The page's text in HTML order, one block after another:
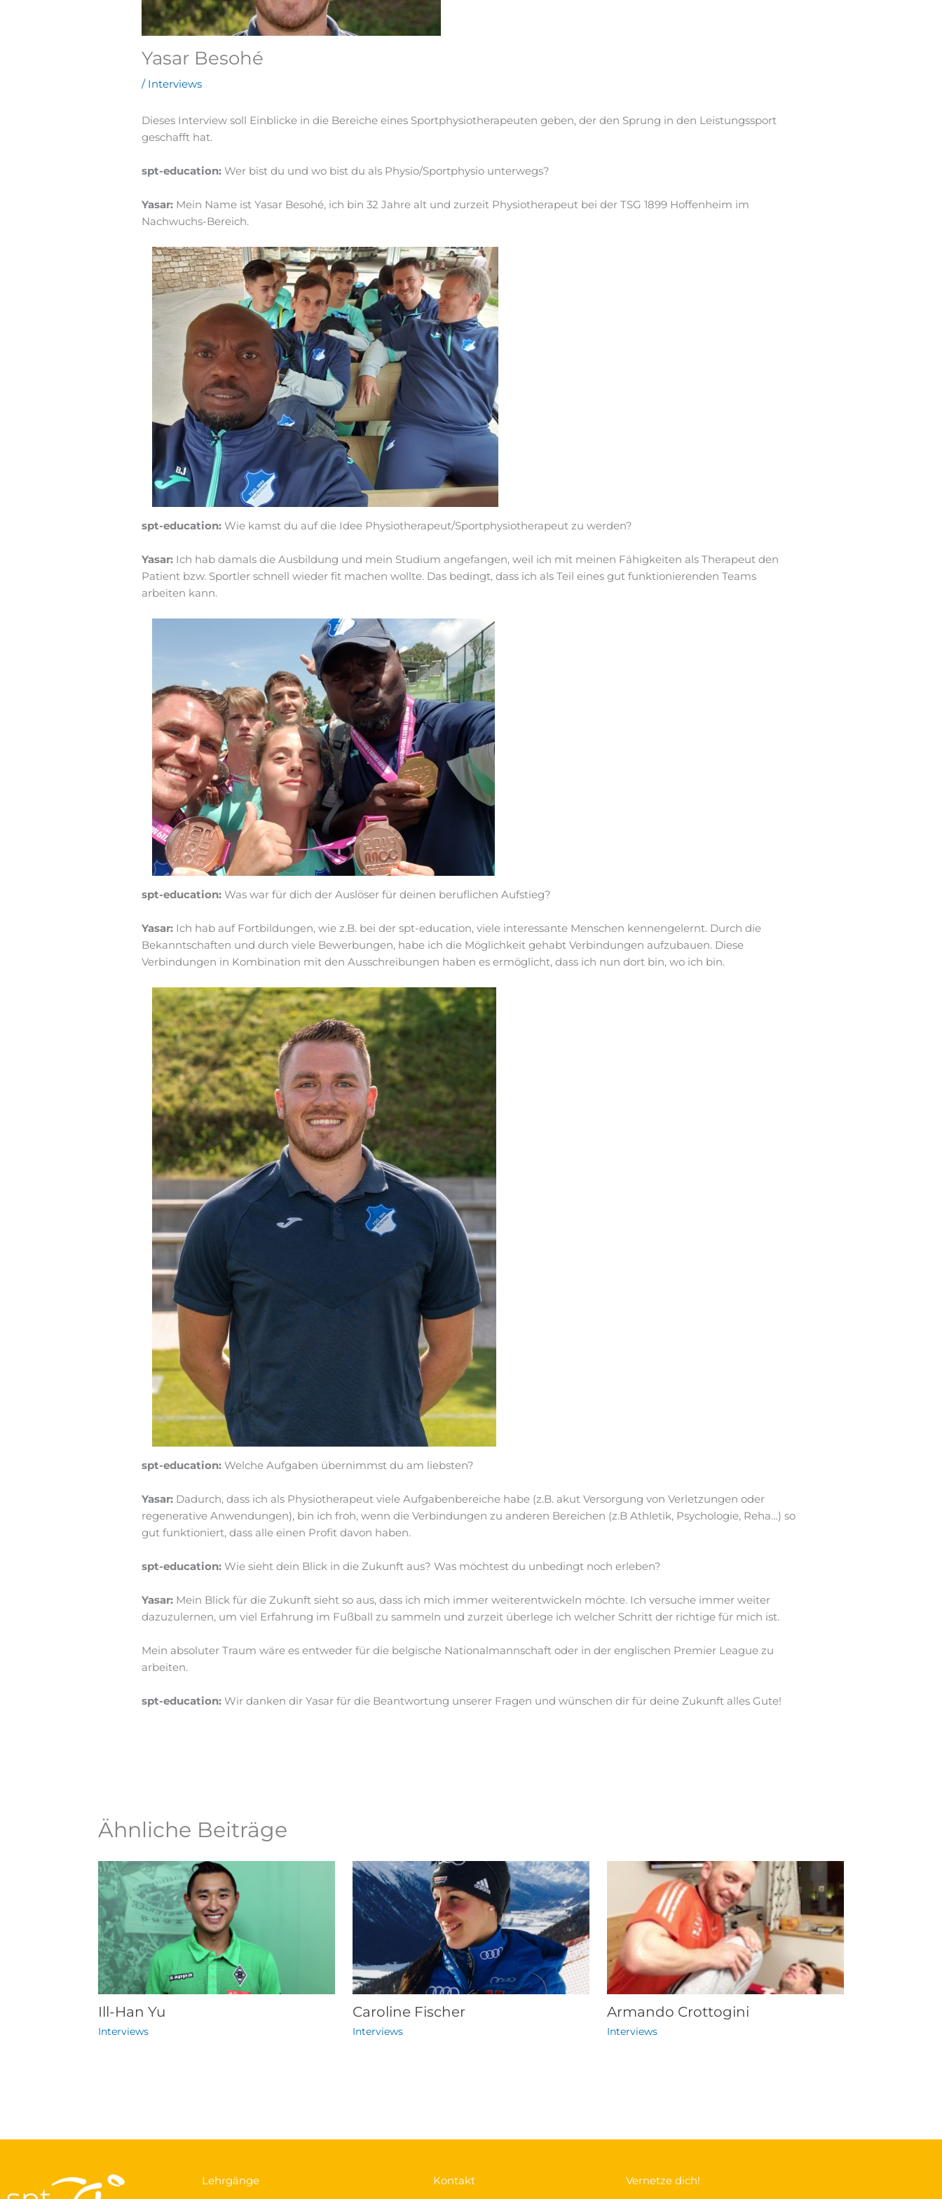
Yasar Besohé
/ Interviews
Dieses Interview soll Einblicke in die Bereiche eines Sportphysiotherapeuten geben, der den Sprung in den Leistungssport
geschafft hat.
spt-education: Wer bist du und wo bist du als Physio/Sportphysio unterwegs?
Yasar: Mein Name ist Yasar Besohé, ich bin 32 Jahre alt und zurzeit Physiotherapeut bei der TSG 1899 Hoffenheim im
Nachwuchs-Bereich.
spt-education: Wie kamst du auf die Idee Physiotherapeut/Sportphysiotherapeut zu werden?
Yasar: Ich hab damals die Ausbildung und mein Studium angefangen, weil ich mit meinen Fähigkeiten als Therapeut den
Patient bzw. Sportler schnell wieder fit machen wollte. Das bedingt, dass ich als Teil eines gut funktionierenden Teams
arbeiten kann.
spt-education: Was war für dich der Auslöser für deinen beruflichen Aufstieg?
Yasar: Ich hab auf Fortbildungen, wie z.B. bei der spt-education, viele interessante Menschen kennengelernt. Durch die
Bekanntschaften und durch viele Bewerbungen, habe ich die Möglichkeit gehabt Verbindungen aufzubauen. Diese
Verbindungen in Kombination mit den Ausschreibungen haben es ermöglicht, dass ich nun dort bin, wo ich bin.
spt-education: Welche Aufgaben übernimmst du am liebsten?
Yasar: Dadurch, dass ich als Physiotherapeut viele Aufgabenbereiche habe (z.B. akut Versorgung von Verletzungen oder
regenerative Anwendungen), bin ich froh, wenn die Verbindungen zu anderen Bereichen (z.B Athletik, Psychologie, Reha…) so
gut funktioniert, dass alle einen Profit davon haben.
spt-education: Wie sieht dein Blick in die Zukunft aus? Was möchtest du unbedingt noch erleben?
Yasar: Mein Blick für die Zukunft sieht so aus, dass ich mich immer weiterentwickeln möchte. Ich versuche immer weiter
dazuzulernen, um viel Erfahrung im Fußball zu sammeln und zurzeit überlege ich welcher Schritt der richtige für mich ist.
Mein absoluter Traum wäre es entweder für die belgische Nationalmannschaft oder in der englischen Premier League zu
arbeiten.
spt-education: Wir danken dir Yasar für die Beantwortung unserer Fragen und wünschen dir für deine Zukunft alles Gute!
Ähnliche Beiträge
Ill-Han Yu
Interviews
Caroline Fischer
Interviews
Armando Crottogini
Interviews
Lehrgänge Kontakt Vernetze dich!